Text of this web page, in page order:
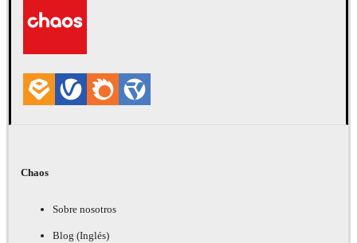
Chaos
Sobre nosotros
Blog (Inglés)